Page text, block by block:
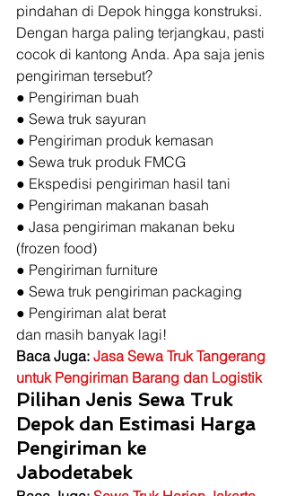
pindahan di Depok hingga konstruksi.
Dengan harga paling terjangkau, pasti
cocok di kantong Anda. Apa saja jenis
pengiriman tersebut?
● Pengiriman buah
● Sewa truk sayuran
● Pengiriman produk kemasan
● Sewa truk produk FMCG
● Ekspedisi pengiriman hasil tani
● Pengiriman makanan basah
● Jasa pengiriman makanan beku
(frozen food)
● Pengiriman furniture
● Sewa truk pengiriman packaging
● Pengiriman alat berat
dan masih banyak lagi!
Baca Juga: Jasa Sewa Truk Tangerang
untuk Pengiriman Barang dan Logistik
Pilihan Jenis Sewa Truk
Depok dan Estimasi Harga
Pengiriman ke
Jabodetabek